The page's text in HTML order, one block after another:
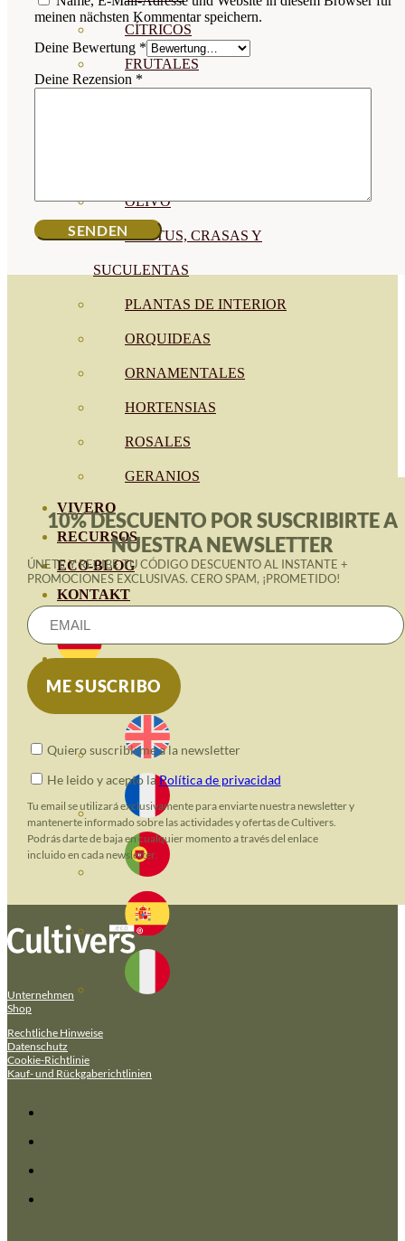
CÍTRICOS
FRUTALES
OLIVO
CACTUS, CRASAS Y
SUCULENTAS
PLANTAS DE INTERIOR
ORQUIDEAS
ORNAMENTALES
HORTENSIAS
ROSALES
GERANIOS
VIVERO
RECURSOS
ECO-BLOG
KONTAKT
meinen nächsten Kommentar speichern.
Deine Bewertung *
Deine Rezension *
10% DESCUENTO POR SUSCRIBIRTE A
NUESTRA NEWSLETTER
ÚNETE Y RECIBE TU CÓDIGO DESCUENTO AL INSTANTE +
PROMOCIONES EXCLUSIVAS. CERO SPAM, ¡PROMETIDO!
Quiero suscribirme a la newsletter
He leido y acepto laPolítica de privacidad
Tu email se utilizará exclusivamente para enviarte nuestra newsletter y
mantenerte informado sobre las actividades y ofertas de Cultivers.
Podrás darte de baja en cualquier momento a través del enlace
incluido en cada newsletter.
Unternehmen
Shop
Rechtliche Hinweise
Datenschutz
Cookie-Richtlinie
Kauf- und Rückgaberichtlinien